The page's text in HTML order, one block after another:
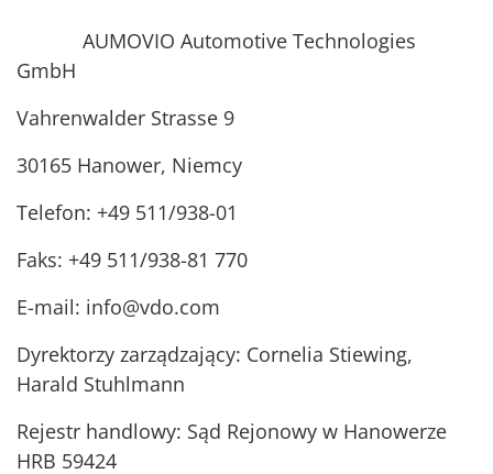
AUMOVIO Automotive Technologies
GmbH
Vahrenwalder Strasse 9
30165 Hanower, Niemcy
Telefon: +49 511/938-01
Faks: +49 511/938-81 770
E-mail: info@vdo.com
Dyrektorzy zarządzający: Cornelia Stiewing,
Harald Stuhlmann
Rejestr handlowy: Sąd Rejonowy w Hanowerze
HRB 59424